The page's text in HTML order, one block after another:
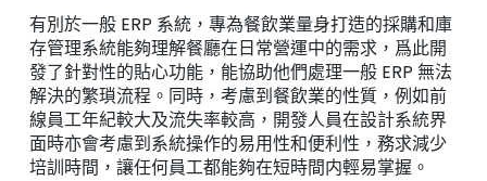
有別於一般 ERP 系統，專為餐飲業量身打造的採購和庫
存管理系統能夠理解餐廳在日常營運中的需求，爲此開
發了針對性的貼心功能，能協助他們處理一般 ERP 無法
解決的繁瑣流程。同時，考慮到餐飲業的性質，例如前
線員工年紀較大及流失率較高，開發人員在設計系統界
面時亦會考慮到系統操作的易用性和便利性，務求減少
培訓時間，讓任何員工都能夠在短時間内輕易掌握。